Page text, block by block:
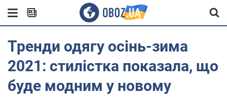
Тренди одягу осінь-зима
2021: стилістка показала, що
буде модним у новому